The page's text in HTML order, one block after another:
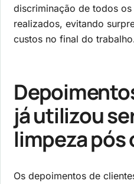
discriminação de todos
realizados, evitando
custos no final do
já utilizou
limpeza pós
Os depoimentos de